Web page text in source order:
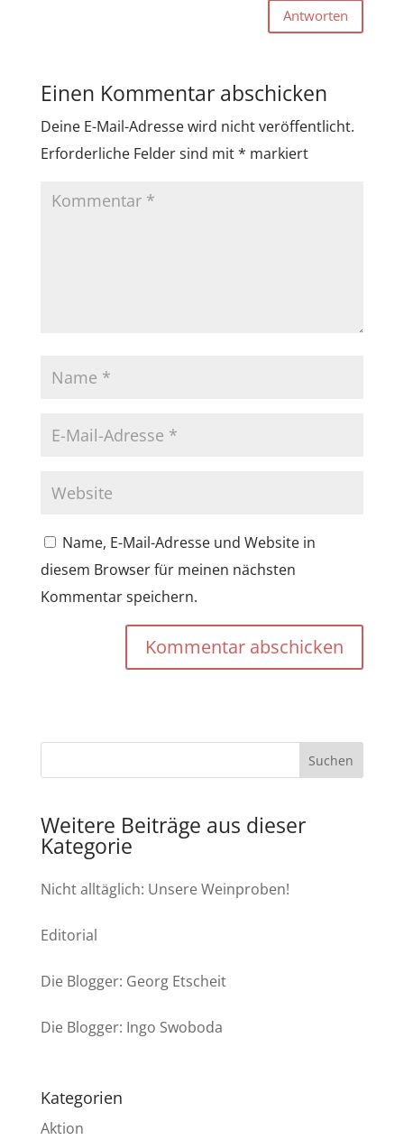
Antworten
Einen Kommentar abschicken
Deine E-Mail-Adresse wird nicht veröffentlicht.
Erforderliche Felder sind mit* markiert
Name, E-Mail-Adresse und Website in
diesem Browser für meinen nächsten
Kommentar speichern.
Kommentar abschicken
Weitere Beiträge aus dieser
Kategorie
Nicht alltäglich: Unsere Weinproben!
Editorial
Die Blogger: Georg Etscheit
Die Blogger: Ingo Swoboda
Kategorien
Aktion